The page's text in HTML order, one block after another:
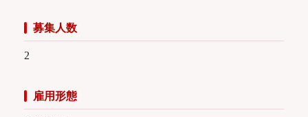
募集人数
2
雇用形態